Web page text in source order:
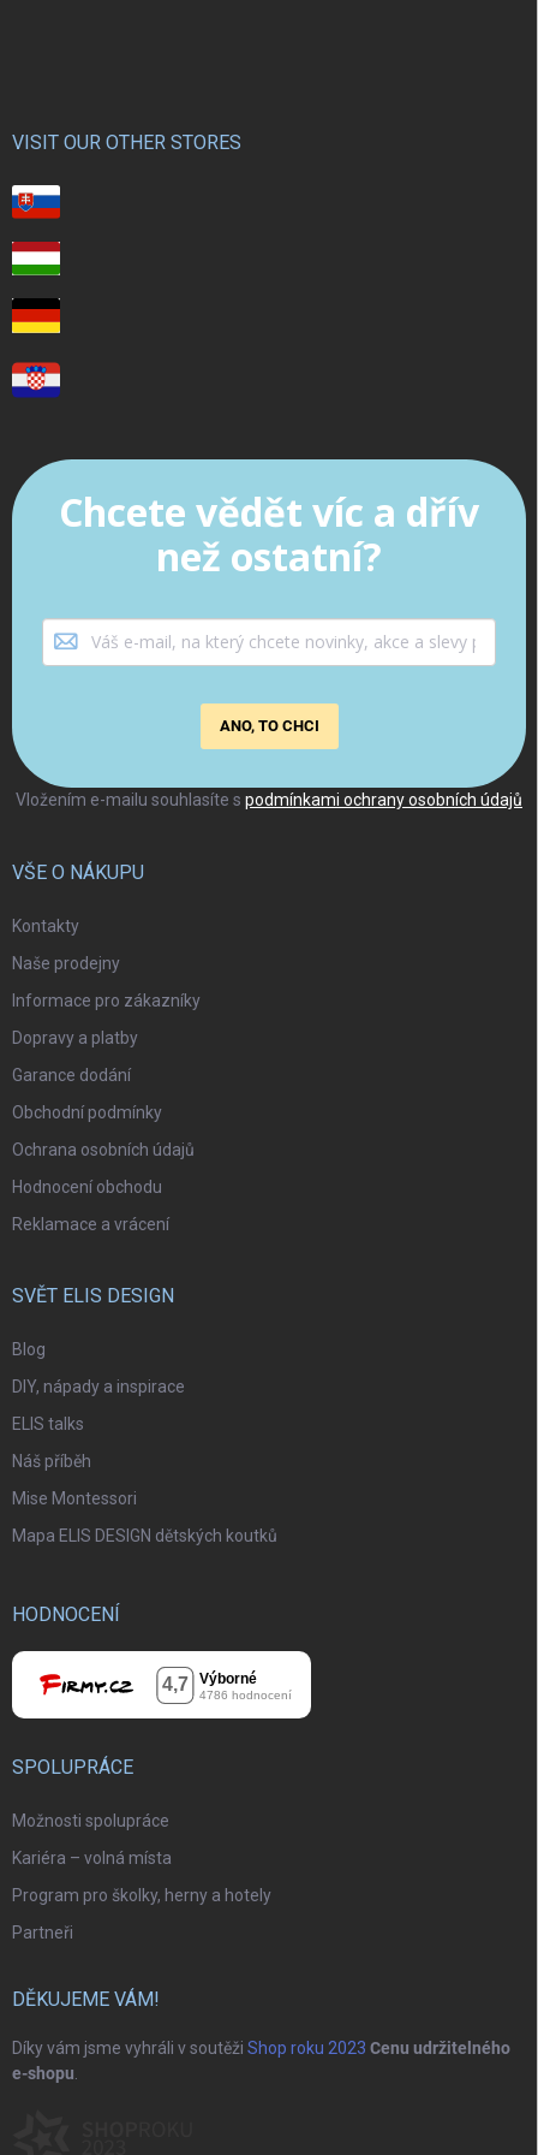
Vložením e-mailu souhlasíte s podmínkami ochrany osobních údajů
Chcete vědět víc a dřív
než ostatní?
ANO, TO CHCI
VISIT OUR OTHER STORES
VŠE O NÁKUPU
Kontakty
Naše prodejny
Informace pro zákazníky
Dopravy a platby
Garance dodání
Obchodní podmínky
Ochrana osobních údajů
Hodnocení obchodu
Reklamace a vrácení
SVĚT ELIS DESIGN
Blog
DIY, nápady a inspirace
ELIS talks
Náš příběh
Mise Montessori
Mapa ELIS DESIGN dětských koutků
HODNOCENÍ
SPOLUPRÁCE
Možnosti spolupráce
Kariéra – volná místa
Program pro školky, herny a hotely
Partneři
DĚKUJEME VÁM!
Díky vám jsme vyhráli v soutěži Shop roku 2023 Cenu udržitelného
e-shopu